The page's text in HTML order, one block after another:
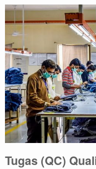
Tugas (QC)